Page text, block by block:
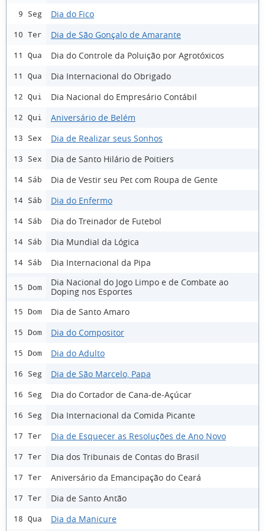
9 Seg Dia do Fico
10 Ter Dia de São Gonçalo de Amarante
11 Qua Dia do Controle da Poluição por Agrotóxicos
11 Qua Dia Internacional do Obrigado
12 Qui Dia Nacional do Empresário Contábil
12 Qui Aniversário de Belém
13 Sex Dia de Realizar seus Sonhos
13 Sex Dia de Santo Hilário de Poitiers
14 Sáb Dia de Vestir seu Pet com Roupa de Gente
14 Sáb Dia do Enfermo
14 Sáb Dia do Treinador de Futebol
14 Sáb Dia Mundial da Lógica
14 Sáb Dia Internacional da Pipa
15 Dom
Dia Nacional do Jogo Limpo e de Combate ao
Doping nos Esportes
15 Dom Dia de Santo Amaro
15 Dom Dia do Compositor
15 Dom Dia do Adulto
16 Seg Dia de São Marcelo, Papa
16 Seg Dia do Cortador de Cana-de-Açúcar
16 Seg Dia Internacional da Comida Picante
17 Ter Dia de Esquecer as Resoluções de Ano Novo
17 Ter Dia dos Tribunais de Contas do Brasil
17 Ter Aniversário da Emancipação do Ceará
17 Ter Dia de Santo Antão
18 Qua Dia da Manicure